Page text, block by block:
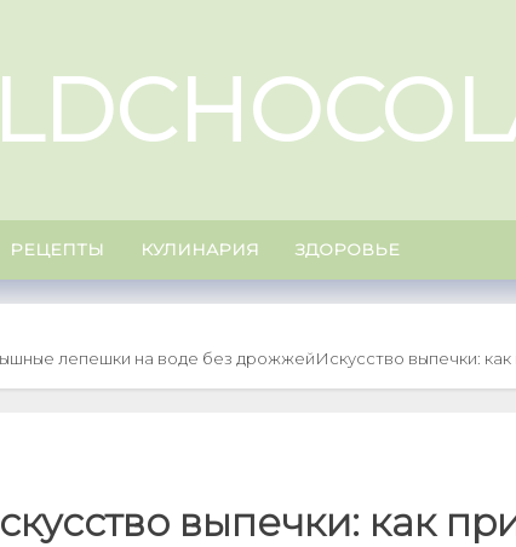
РЕЦЕПТЫ КУЛИНАРИЯ ЗДОРОВЬЕ
лепешки на воде без дрожжейИскусство выпечки:
выпечки: как